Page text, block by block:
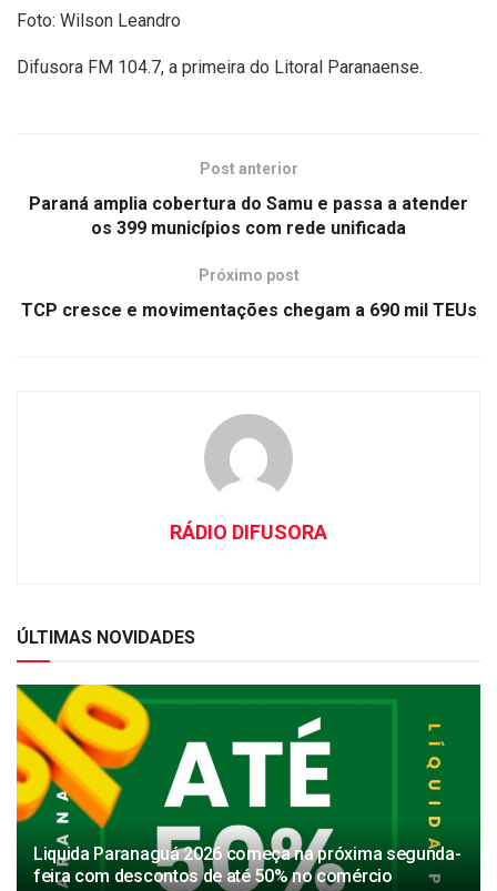
Foto: Wilson Leandro
Difusora FM 104.7, a primeira do Litoral Paranaense.
Post anterior
Paraná amplia cobertura do Samu e passa a atender
os 399 municípios com rede unificada
Próximo post
TCP cresce e movimentações chegam a 690 mil TEUs
RÁDIO DIFUSORA
ÚLTIMAS NOVIDADES
Liquida Paranaguá 2026 começa na próxima segunda-
feira com descontos de até 50% no comércio